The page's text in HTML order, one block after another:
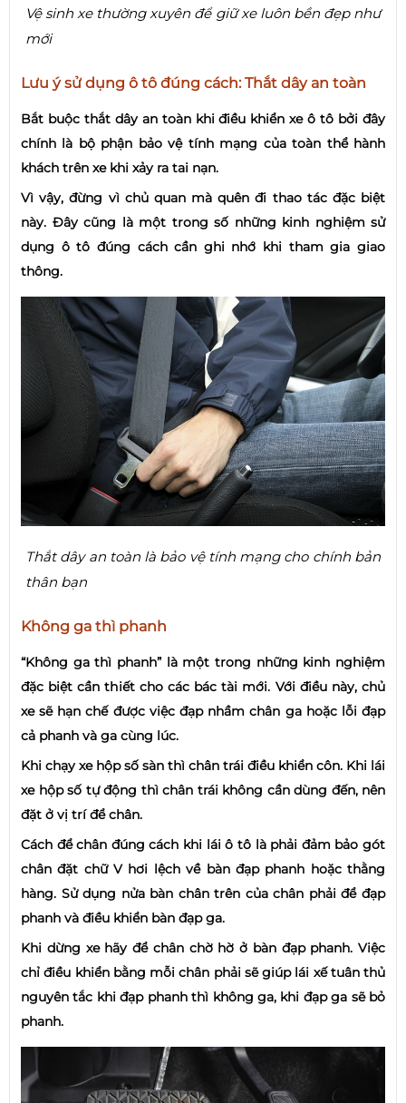
Vệ sinh xe thường xuyên để giữ xe luôn bền đẹp như
mới
Lưu ý sử dụng ô tô đúng cách: Thắt dây an toàn
Bắt buộc thắt dây an toàn khi điều khiển xe ô tô bởi đây
chính là bộ phận bảo vệ tính mạng của toàn thể hành
khách trên xe khi xảy ra tai nạn.
Vì vậy, đừng vì chủ quan mà quên đi thao tác đặc biệt
này. Đây cũng là một trong số những kinh nghiệm sử
dụng ô tô đúng cách cần ghi nhớ khi tham gia giao
thông.
Thắt dây an toàn là bảo vệ tính mạng cho chính bản
thân bạn
Không ga thì phanh
“Không ga thì phanh” là một trong những kinh nghiệm
đặc biệt cần thiết cho các bác tài mới. Với điều này, chủ
xe sẽ hạn chế được việc đạp nhầm chân ga hoặc lỗi đạp
cả phanh và ga cùng lúc.
Khi chạy xe hộp số sàn thì chân trái điều khiển côn. Khi lái
xe hộp số tự động thì chân trái không cần dùng đến, nên
đặt ở vị trí để chân.
Cách để chân đúng cách khi lái ô tô là phải đảm bảo gót
chân đặt chữ V hơi lệch về bàn đạp phanh hoặc thằng
hàng. Sử dụng nửa bàn chân trên của chân phải để đạp
phanh và điều khiển bàn đạp ga.
Khi dừng xe hãy để chân chờ hờ ở bàn đạp phanh. Việc
chỉ điều khiển bằng mỗi chân phải sẽ giúp lái xế tuân thủ
nguyên tắc khi đạp phanh thì không ga, khi đạp ga sẽ bỏ
phanh.